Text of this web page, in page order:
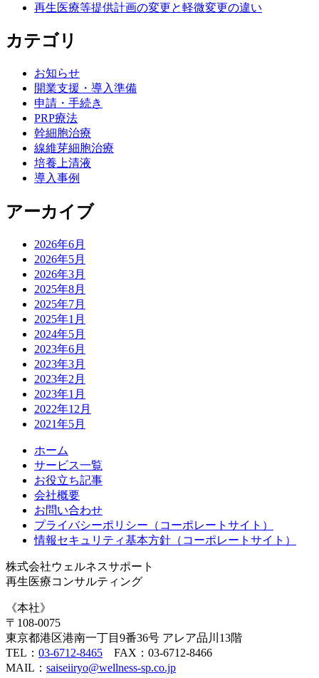
再生医療等提供計画の変更と軽微変更の違い
カテゴリ
お知らせ
開業支援・導入準備
申請・手続き
PRP療法
幹細胞治療
線維芽細胞治療
培養上清液
導入事例
アーカイブ
2026年6月
2026年5月
2026年3月
2025年8月
2025年7月
2025年1月
2024年5月
2023年6月
2023年3月
2023年2月
2023年1月
2022年12月
2021年5月
ホーム
サービス一覧
お役立ち記事
会社概要
お問い合わせ
プライバシーポリシー（コーポレートサイト）
情報セキュリティ基本方針（コーポレートサイト）
株式会社ウェルネスサポート
再生医療コンサルティング
《本社》
〒108-0075
東京都港区港南一丁目9番36号 アレア品川13階
TEL： 03-6712-8465 FAX：03-6712-8466
MAIL： saiseiiryo@wellness-sp.co.jp